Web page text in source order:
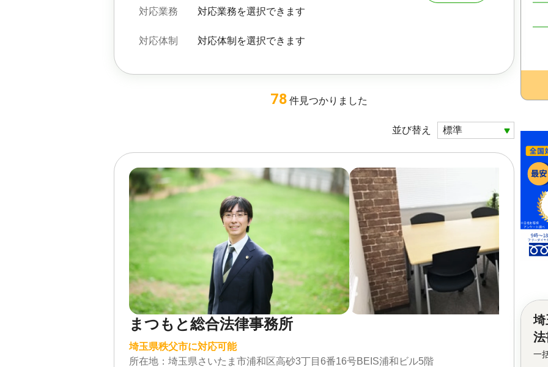
対応業務 対応業務を選択できます
対応体制 対応体制を選択できます
78 件見つかりました
並び替え
まつもと総合法律事務所
埼玉県秩父市に対応可能
所在地： 埼玉県さいたま市浦和区高砂3丁目6番16号BEIS浦和ビル5階
埼
法
一